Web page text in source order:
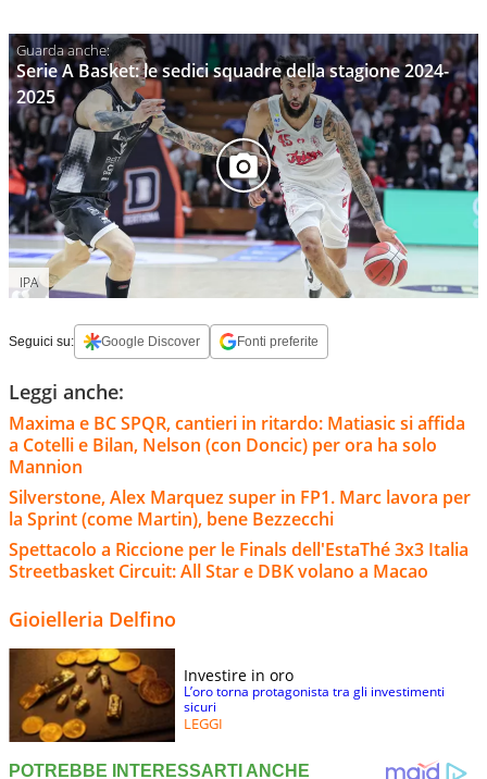
Serie A Basket: le sedici squadre della stagione 2024-
2025
IPA
Seguici su: Google Discover Fonti preferite
Leggi anche:
Maxima e BC SPQR, cantieri in ritardo: Matiasic si affida
a Cotelli e Bilan, Nelson (con Doncic) per ora ha solo
Mannion
Silverstone, Alex Marquez super in FP1. Marc lavora per
la Sprint (come Martin), bene Bezzecchi
Spettacolo a Riccione per le Finals dell'EstaThé 3x3 Italia
Streetbasket Circuit: All Star e DBK volano a Macao
Gioielleria Delfino
Investire in oro
L’oro torna protagonista tra gli investimenti
sicuri
LEGGI